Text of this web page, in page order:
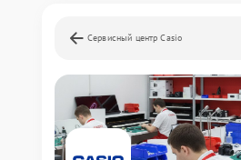
Сервисный центр Casio